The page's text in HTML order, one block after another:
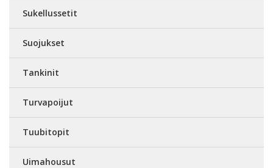
Sukellussetit
Suojukset
Tankinit
Turvapoijut
Tuubitopit
Uimahousut